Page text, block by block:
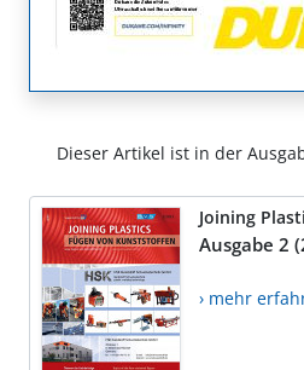
Dieser Artikel ist in der
Joining
Ausgabe 2
› mehr